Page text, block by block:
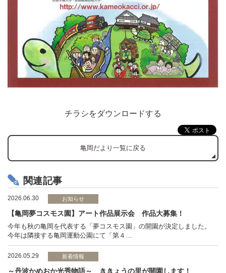
チラシをダウンロードする
亀岡だより一覧に戻る
関連記事
2026.06.30 お知らせ
【亀岡夢コスモス園】アート作品展示会 作品大募集！
今年も秋の亀岡を代表する「夢コスモス園」の開園が決定しました。
今年は隣接する亀岡運動公園にて「第４…
2026.05.29 新着情報
～丹波かめおか光秀物語～ ききょうの里が開園します！